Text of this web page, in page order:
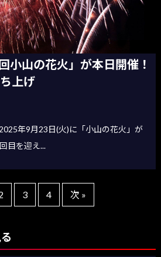
小山の花火」が本日開催！
上げ
年9月23日(火)に「小山の花火」が
目を迎え...
3 4 次 »